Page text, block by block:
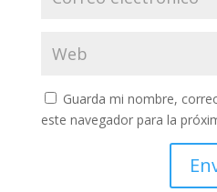
Guarda mi nombre,
este navegador para la